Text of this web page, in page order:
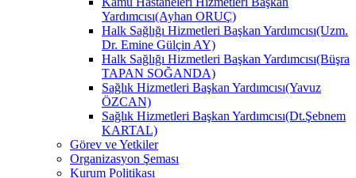
Yardımcısı(Ayhan ORUÇ)
Halk Sağlığı Hizmetleri Başkan Yardımcısı(Uzm.
Dr. Emine Gülçin AY)
Halk Sağlığı Hizmetleri Başkan Yardımcısı(Büşra
TAPAN SOĞANDA)
Sağlık Hizmetleri Başkan Yardımcısı(Yavuz
ÖZCAN)
Sağlık Hizmetleri Başkan Yardımcısı(Dt.Şebnem
KARTAL)
Görev ve Yetkiler
Organizasyon Şeması
Kurum Politikası